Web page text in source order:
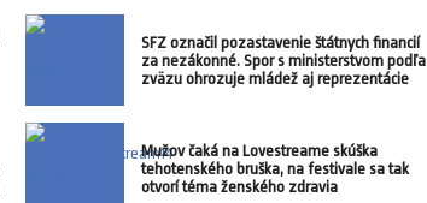
SFZ označil pozastavenie štátnych financií
za nezákonné. Spor s ministerstvom podľa
zväzu ohrozuje mládež aj reprezentácie
Mužov čaká na Lovestreame skúška
tehotenského bruška, na festivale sa tak
otvorí téma ženského zdravia